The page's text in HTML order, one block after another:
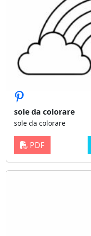
sole da colorare
sole da colorare
PDF